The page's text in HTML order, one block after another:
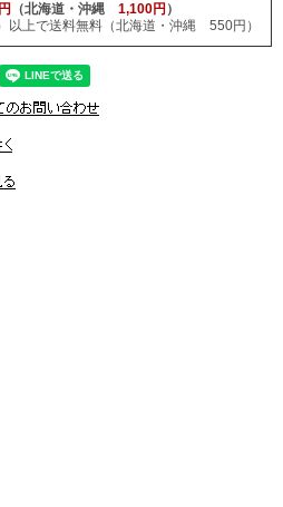
（北海道・沖縄 1,100円 ）
以上で送料無料（北海道・沖縄 550円）